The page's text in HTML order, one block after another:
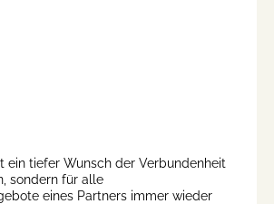
ein tiefer Wunsch der Verbundenheit
sondern für alle
eines Partners immer wieder